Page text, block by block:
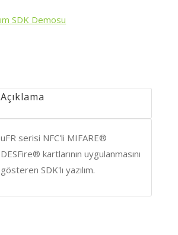
Açıklama
uFR serisi NFC'li MIFARE®
DESFire® kartlarının uygulanmasını
gösteren SDK'lı yazılım.